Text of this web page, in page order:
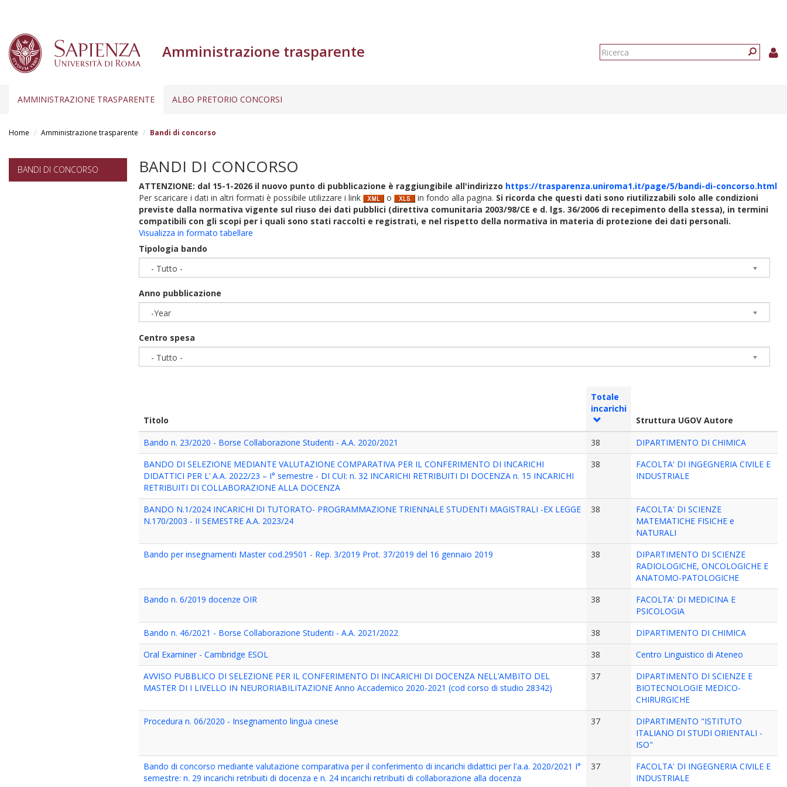
Amministrazione trasparente
Form
AMMINISTRAZIONE TRASPARENTE ALBO PRETORIO CONCORSI
Home Amministrazione trasparente Bandi di concorso
BANDI DI CONCORSO BANDI DI CONCORSO
ATTENZIONE: dal 15-1-2026 il nuovo punto di pubblicazione è raggiungibile all'indirizzo https://trasparenza.uniroma1.it/page/5/bandi-di-concorso.html
Per scaricare i dati in altri formati è possibile utilizzare i link
o in fondo alla pagina. Si ricorda che questi dati sono riutilizzabili solo alle condizioni
previste dalla normativa vigente sul riuso dei dati pubblici (direttiva comunitaria 2003/98/CE e d. lgs. 36/2006 di recepimento della stessa), in termini
compatibili con gli scopi per i quali sono stati raccolti e registrati, e nel rispetto della normativa in materia di protezione dei dati personali.
Visualizza in formato tabellare
Tipologia bando
- Tutto -
Anno pubblicazione
-Year
Centro spesa
- Tutto -
Titolo
Totale
incarichi
Struttura UGOV Autore
Bando n. 23/2020 - Borse Collaborazione Studenti - A.A. 2020/2021
38
DIPARTIMENTO DI CHIMICA
BANDO DI SELEZIONE MEDIANTE VALUTAZIONE COMPARATIVA PER IL CONFERIMENTO DI INCARICHI
DIDATTICI PER L’ A.A. 2022/23 – I° semestre - DI CUI: n. 32 INCARICHI RETRIBUITI DI DOCENZA n. 15 INCARICHI
RETRIBUITI DI COLLABORAZIONE ALLA DOCENZA
38
FACOLTA' DI INGEGNERIA CIVILE E
INDUSTRIALE
BANDO N.1/2024 INCARICHI DI TUTORATO- PROGRAMMAZIONE TRIENNALE STUDENTI MAGISTRALI -EX LEGGE
N.170/2003 - II SEMESTRE A.A. 2023/24
38
FACOLTA' DI SCIENZE
MATEMATICHE FISICHE e
NATURALI
Bando per insegnamenti Master cod.29501 - Rep. 3/2019 Prot. 37/2019 del 16 gennaio 2019
38
DIPARTIMENTO DI SCIENZE
RADIOLOGICHE, ONCOLOGICHE E
ANATOMO-PATOLOGICHE
Bando n. 6/2019 docenze OIR
38
FACOLTA' DI MEDICINA E
PSICOLOGIA
Bando n. 46/2021 - Borse Collaborazione Studenti - A.A. 2021/2022
38
DIPARTIMENTO DI CHIMICA
Oral Examiner - Cambridge ESOL
38
Centro Linguistico di Ateneo
AVVISO PUBBLICO DI SELEZIONE PER IL CONFERIMENTO DI INCARICHI DI DOCENZA NELL’AMBITO DEL
MASTER DI I LIVELLO IN NEURORIABILITAZIONE Anno Accademico 2020-2021 (cod corso di studio 28342)
37
DIPARTIMENTO DI SCIENZE E
BIOTECNOLOGIE MEDICO-
CHIRURGICHE
Procedura n. 06/2020 - Insegnamento lingua cinese
37
DIPARTIMENTO "ISTITUTO
ITALIANO DI STUDI ORIENTALI -
ISO"
Bando di concorso mediante valutazione comparativa per il conferimento di incarichi didattici per l'a.a. 2020/2021 I°
semestre: n. 29 incarichi retribuiti di docenza e n. 24 incarichi retribuiti di collaborazione alla docenza
37
FACOLTA' DI INGEGNERIA CIVILE E
INDUSTRIALE